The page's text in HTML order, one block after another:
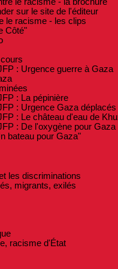
sur le site de l'éditeur
le racisme - les clips
Côté"
: Urgence guerre à Gaza
: La pépinière
: Urgence Gaza déplacés
: Le château d'eau de
: De l'oxygène pour Gaza
bateau pour Gaza"
les discriminations
migrants, exilés
racisme d'État